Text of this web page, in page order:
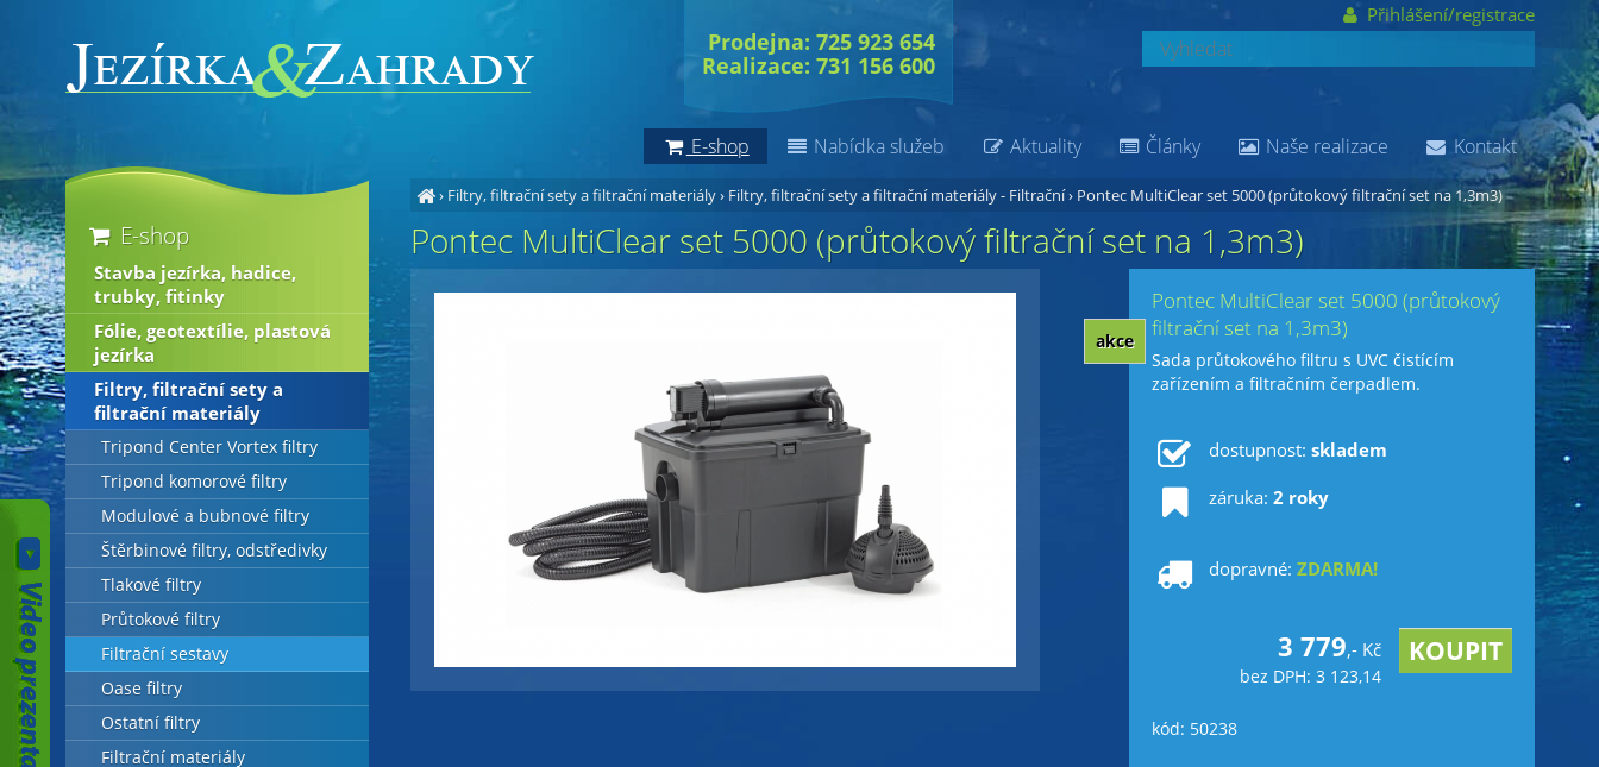
› Filtry, filtrační sety a filtrační materiály› Filtry, filtrační sety a filtrační materiály - Filtrační› Pontec MultiClear set 5000 (průtokový filtrační set na 1,3m3)
Pontec MultiClear set 5000 (průtokový filtrační set na 1,3m3)
Pontec MultiClear set 5000 (průtokový
filtrační set na 1,3m3)
Sada průtokového filtru s UVC čistícím
zařízením a filtračním čerpadlem.
akce
dostupnost: skladem
záruka: 2 roky
dopravné: ZDARMA!
3 779,- Kč
bez DPH: 3 123,14
kód: 50238
E-shop
Stavba jezírka, hadice,
trubky, fitinky
Fólie, geotextílie, plastová
jezírka
Filtry, filtrační sety a
filtrační materiály
Tripond Center Vortex filtry
Tripond komorové filtry
Modulové a bubnové filtry
Štěrbinové filtry, odstředivky
Tlakové filtry
Průtokové filtry
Filtrační sestavy
Oase filtry
Ostatní filtry
Filtrační materiály
E-shop Nabídka služeb Aktuality Články Naše realizace Kontakt
Prodejna: 725 923 654
Realizace: 731 156 600
Přihlášení/registrace